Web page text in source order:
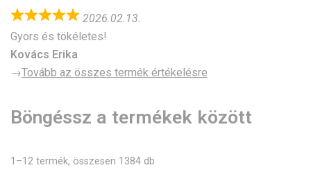
2026.02.13.
Gyors és tökéletes!
Kovács Erika
→Tovább az összes termék értékelésre
Böngéssz a termékek között
1–12 termék, összesen 1384 db